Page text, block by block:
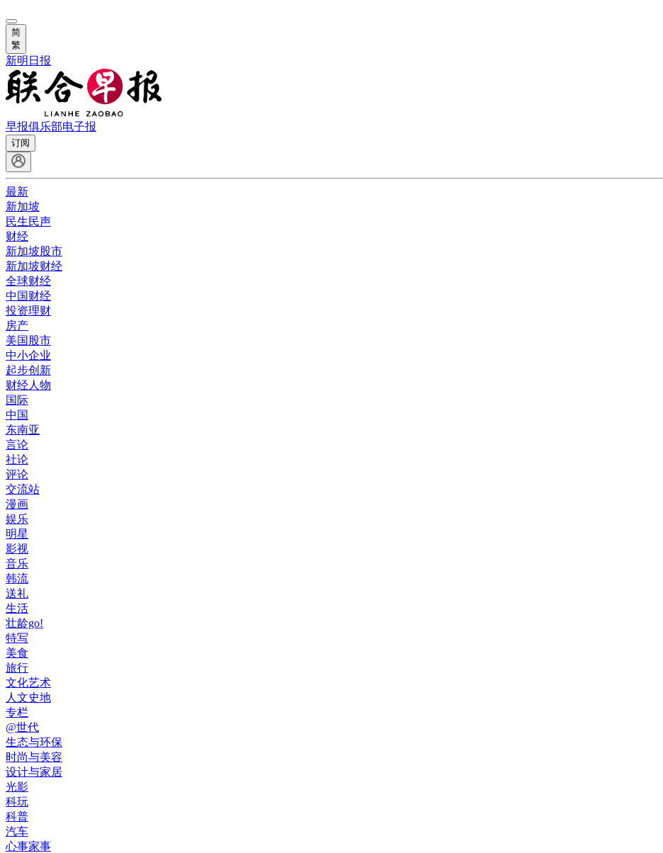
简
繁
新明日报
早报俱乐部电子报
订阅
最新
新加坡
民生民声
财经
新加坡股市
新加坡财经
全球财经
中国财经
投资理财
房产
美国股市
中小企业
起步创新
财经人物
国际
中国
东南亚
言论
社论
评论
交流站
漫画
娱乐
明星
影视
音乐
韩流
送礼
生活
壮龄go!
特写
美食
旅行
文化艺术
人文史地
专栏
@世代
生态与环保
时尚与美容
设计与家居
光影
科玩
科普
汽车
心事家事